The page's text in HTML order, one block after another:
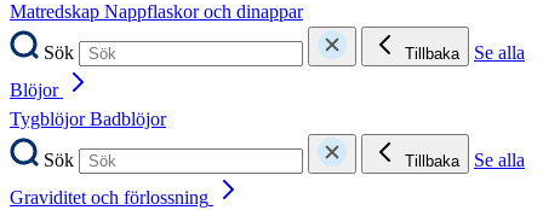
Matredskap Nappflaskor och dinappar
Sök
Tillbaka
Se alla
Blöjor
TygblöjorBadblöjor
Sök
Tillbaka
Se alla
Graviditet och förlossning